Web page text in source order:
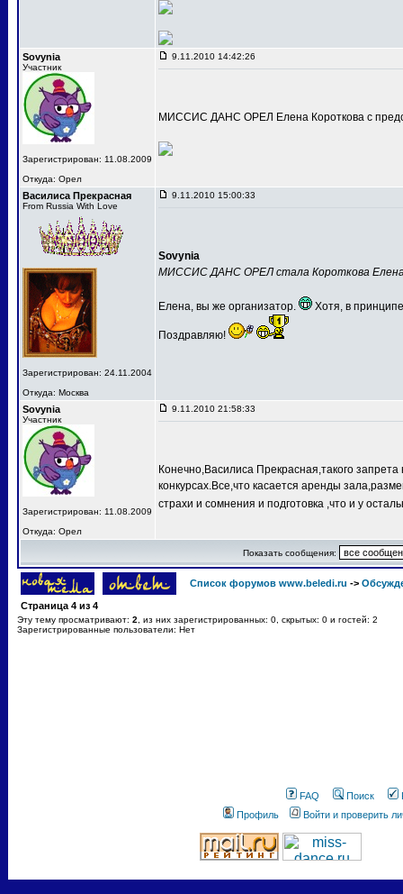
Sovynia
Участник
Зарегистрирован: 11.08.2009
Откуда: Орел
9.11.2010 14:42:26
МИССИС ДАНС ОРЕЛ Елена Короткова с
Василиса Прекрасная
From Russia With Love
Зарегистрирован: 24.11.2004
Откуда: Москва
9.11.2010 15:00:33
Sovynia
МИССИС ДАНС ОРЕЛ стала Короткова
Елена, вы же организатор. Хотя, в
Поздравляю!
Sovynia
Участник
Зарегистрирован: 11.08.2009
Откуда: Орел
9.11.2010 21:58:33
Конечно,Василиса Прекрасная,такого
конкурсах.Все,что касается аренды
страхи и сомнения и подготовка ,что и у
Показать сообщения:
Список форумов www.beledi.ru ->
Страница 4 из 4
Эту тему просматривают: 2 , из них зарегистрированных: 0, скрытых: 0 и гостей: 2
Зарегистрированные пользователи: Нет
FAQ Поиск
Профиль
Войти и проверить